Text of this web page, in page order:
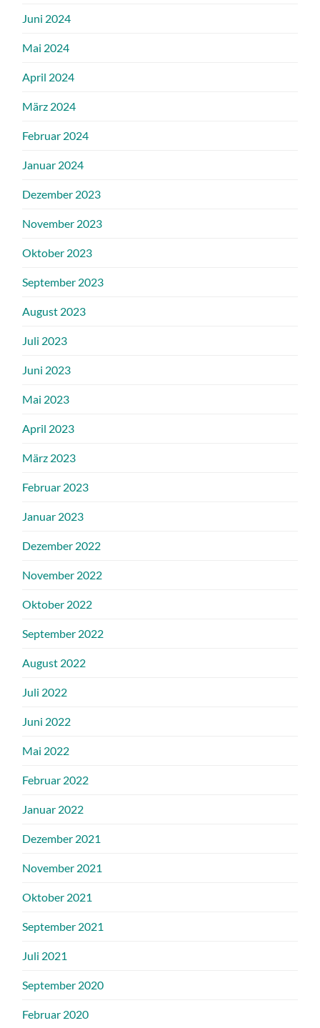
Juni 2024
Mai 2024
April 2024
März 2024
Februar 2024
Januar 2024
Dezember 2023
November 2023
Oktober 2023
September 2023
August 2023
Juli 2023
Juni 2023
Mai 2023
April 2023
März 2023
Februar 2023
Januar 2023
Dezember 2022
November 2022
Oktober 2022
September 2022
August 2022
Juli 2022
Juni 2022
Mai 2022
Februar 2022
Januar 2022
Dezember 2021
November 2021
Oktober 2021
September 2021
Juli 2021
September 2020
Februar 2020